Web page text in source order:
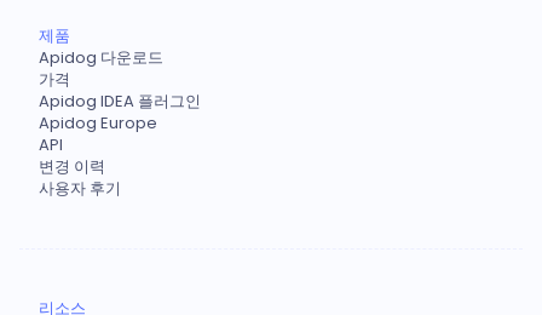
제품
Apidog 다운로드
가격
Apidog IDEA 플러그인
Apidog Europe
API
변경 이력
사용자 후기
리소스